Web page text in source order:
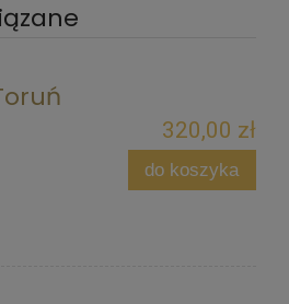
320,00 zł
do koszyka